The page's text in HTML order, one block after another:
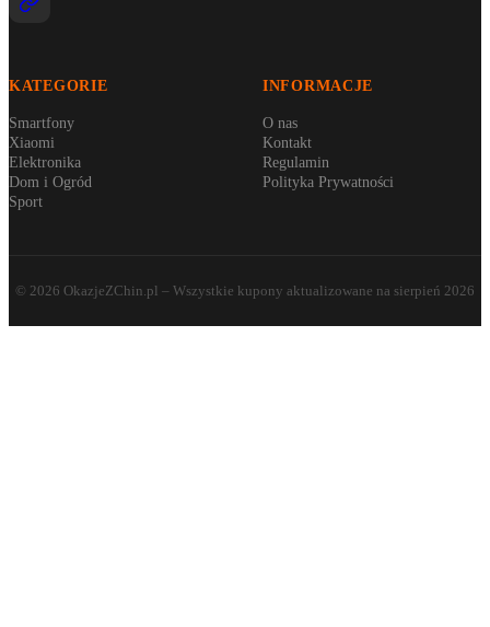
KATEGORIE
Smartfony
Xiaomi
Elektronika
Dom i Ogród
Sport
INFORMACJE
O nas
Kontakt
Regulamin
Polityka Prywatności
© 2026 OkazjeZChin.pl – Wszystkie kupony aktualizowane na sierpień 2026